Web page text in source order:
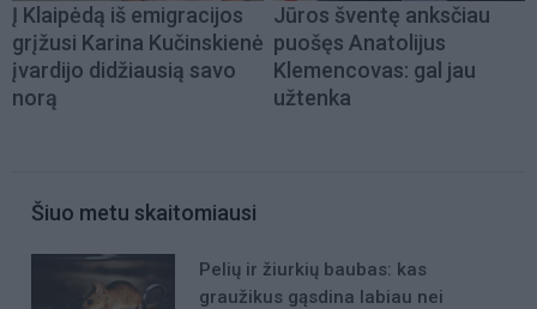
Į Klaipėdą iš emigracijos
grįžusi Karina Kučinskienė
įvardijo didžiausią savo
norą
Jūros šventę anksčiau
puošęs Anatolijus
Klemencovas: gal jau
užtenka
Šiuo metu skaitomiausi
Pelių ir žiurkių baubas: kas
graužikus gąsdina labiau nei